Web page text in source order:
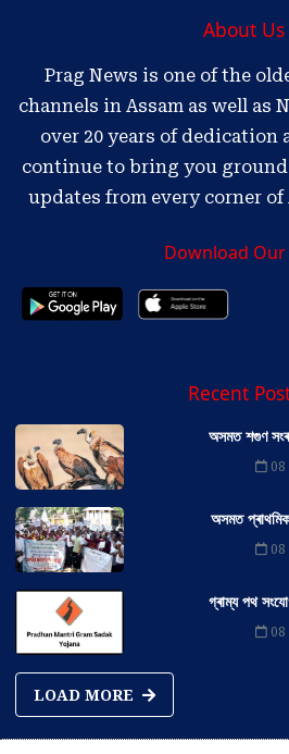
About Us
Prag News is one of the
channels in Assam as well as
over 20 years of dedication
continue to bring you
updates from every corner of
Download Our
Recent
অসমত শগুণ
08
অসমত
08
গ্ৰাম্য পথ
08
LOAD MORE